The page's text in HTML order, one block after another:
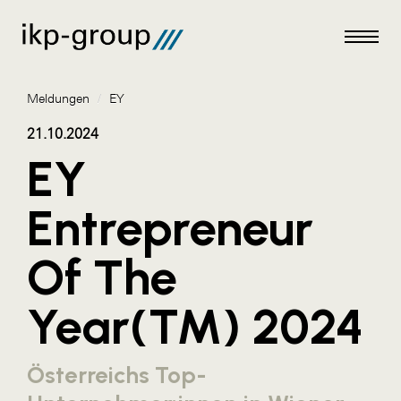
Meldungen
AKTUELLES
ACO
ALEX Krems
Amazon Web Services
Meldungen / EY
21.10.2024
EY
Entrepreneur
Of The
Year(TM) 2024
Österreichs Top-